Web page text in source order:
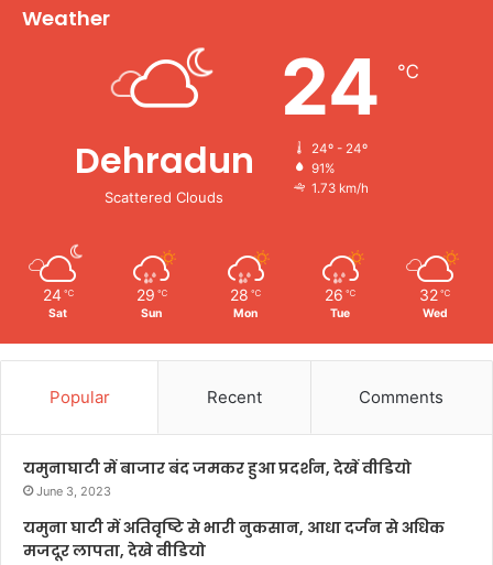
Weather
Dehradun
Scattered Clouds
24 ℃
24º - 24º
91%
1.73 km/h
24 ℃
Sat
29 ℃
Sun
28 ℃
Mon
26 ℃
Tue
32 ℃
Wed
Popular Recent Comments
यमुनाघाटी में बाजार बंद जमकर हुआ प्रदर्शन, देखें वीडियो
June 3, 2023
यमुना घाटी में अतिवृष्टि से भारी नुकसान, आधा दर्जन से अधिक
मजदूर लापता, देखे वीडियो